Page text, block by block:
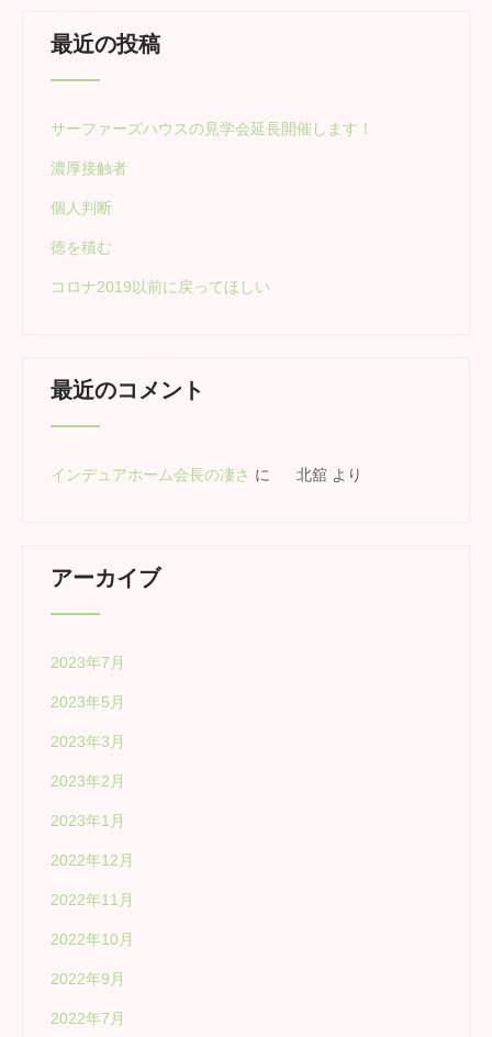
最近の投稿
サーファーズハウスの見学会延長開催します！
濃厚接触者
個人判断
徳を積む
コロナ2019以前に戻ってほしい
最近のコメント
インデュアホーム会長の凄さ に 北舘 より
アーカイブ
2023年7月
2023年5月
2023年3月
2023年2月
2023年1月
2022年12月
2022年11月
2022年10月
2022年9月
2022年7月